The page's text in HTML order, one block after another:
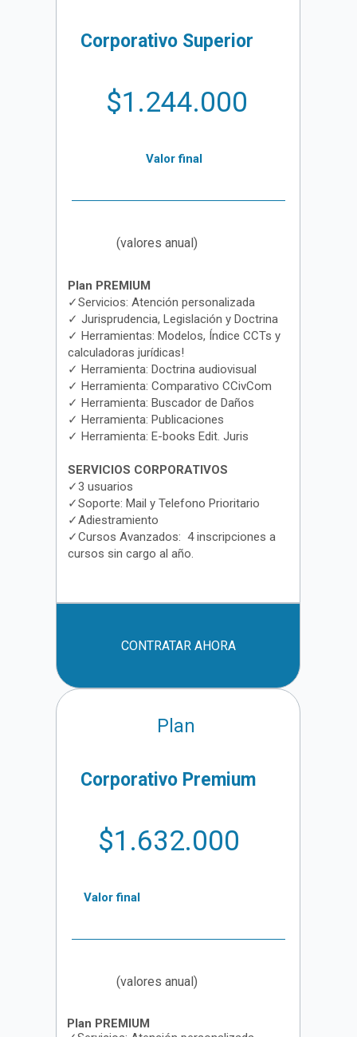
Plan
Corporativo Premium
$1.632.000
Valor final
(valores anual)
Plan PREMIUM
Corporativo Superior
$1.244.000
Valor final
(valores anual)
Plan PREMIUM
✓Servicios: Atención personalizada
✓ Jurisprudencia, Legislación y Doctrina
✓ Herramientas: Modelos, Índice CCTs y
calculadoras jurídicas!
✓ Herramienta: Doctrina audiovisual
✓ Herramienta: Comparativo CCivCom
✓ Herramienta: Buscador de Daños
✓ Herramienta: Publicaciones
✓ Herramienta: E-books Edit. Juris
SERVICIOS CORPORATIVOS
✓3 usuarios
✓Soporte: Mail y Telefono Prioritario
✓Adiestramiento
✓Cursos Avanzados: 4 inscripciones a
cursos sin cargo al año.
CONTRATAR AHORA